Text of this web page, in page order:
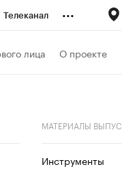
Телеканал ...
лица О проекте
МАТЕРИАЛЫ
Инструменты